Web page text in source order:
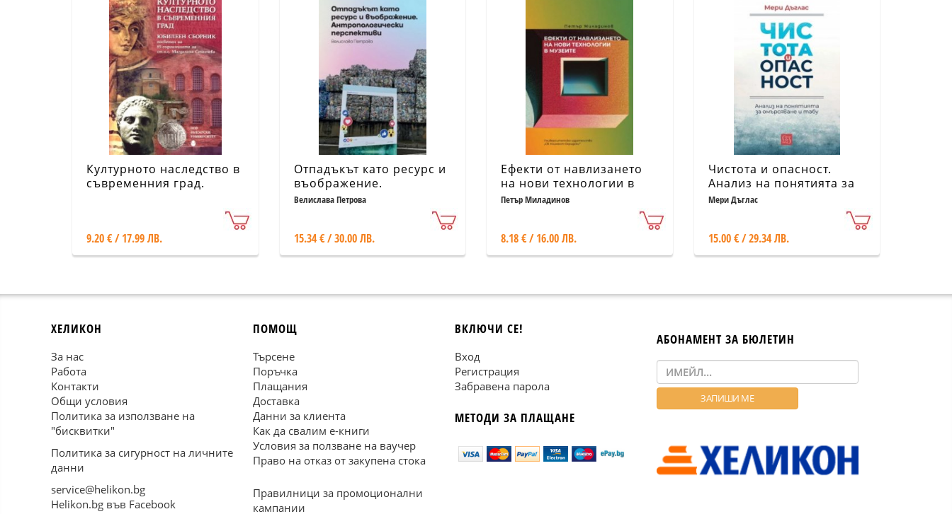
Културното наследство в
съвременния град.
Магдалина Станчева
9.20 € / 17.99 ЛВ.
Отпадъкът като ресурс и
въображение.
Антропологически
Велислава Петрова
15.34 € / 30.00 ЛВ.
Ефекти от навлизането
на нови технологии в
музеите
Петър Миладинов
8.18 € / 16.00 ЛВ.
Чистота и опасност.
Анализ на понятията за
омърсяване и табу
Мери Дъглас
15.00 € / 29.34 ЛВ.
ХЕЛИКОН
За нас
Работа
Контакти
Общи условия
Политика за използване на
"бисквитки"
Политика за сигурност на личните
данни
service@helikon.bg
Helikon.bg във Facebook
ПОМОЩ
Търсене
Поръчка
Плащания
Доставка
Данни за клиента
Как да свалим е-книги
Условия за ползване на ваучер
Право на отказ от закупена стока
Правилници за промоционални
кампании
ВКЛЮЧИ СЕ!
Вход
Регистрация
Забравена парола
МЕТОДИ ЗА ПЛАЩАНЕ
АБОНАМЕНТ ЗА БЮЛЕТИН